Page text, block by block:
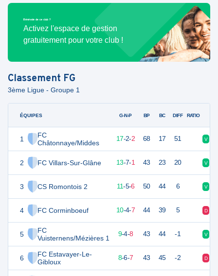
Bénévole de ce club ?
Activez l'espace de gestion
gratuitement pour votre club !
Classement FG
3ème Ligue - Groupe 1
ÉQUIPES
1
FC
Châtonnaye/Middes
2 FC Villars-Sur-Glâne
3 CS Romontois 2
4 FC Corminboeuf
5
FC
Vuisternens/Mézières 1
6
FC Estavayer-Le-
Gibloux
G-N-P BP BC DIFF RATIO
53 17-2-2 68 17 51 V
46 21 13-7-1 43 23 20 V
38 11-5-6 50 44 6 V
34 10-4-7 44 39 5 D
31 21 9-4-8 43 44 -1 V
30 8-6-7 43 45 -2 D